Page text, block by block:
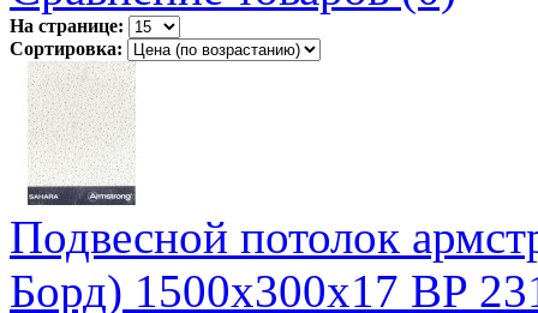
На странице:
Сортировка:
Подвесной потолок
Борд) 1500x300x17 BP